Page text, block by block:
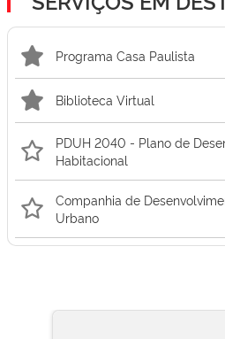
Programa Casa Paulista
Biblioteca Virtual
PDUH 2040 - Plano de
Habitacional
Companhia de
Urbano